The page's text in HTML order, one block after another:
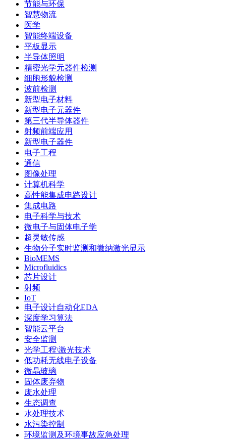
节能与环保
智慧物流
医学
智能终端设备
平板显示
半导体照明
精密光学元器件检测
细胞形貌检测
波前检测
新型电子材料
新型电子元器件
第三代半导体器件
射频前端应用
新型电子器件
电子工程
通信
图像处理
计算机科学
高性能集成电路设计
集成电路
电子科学与技术
微电子与固体电子学
超灵敏传感
生物分子实时监测和微纳激光显示
BioMEMS
Microfluidics
芯片设计
射频
IoT
电子设计自动化EDA
深度学习算法
智能云平台
安全监测
光学工程\激光技术
低功耗无线电子设备
微晶玻璃
固体废弃物
废水处理
生态调查
水处理技术
水污染控制
环境监测及环境事故应急处理